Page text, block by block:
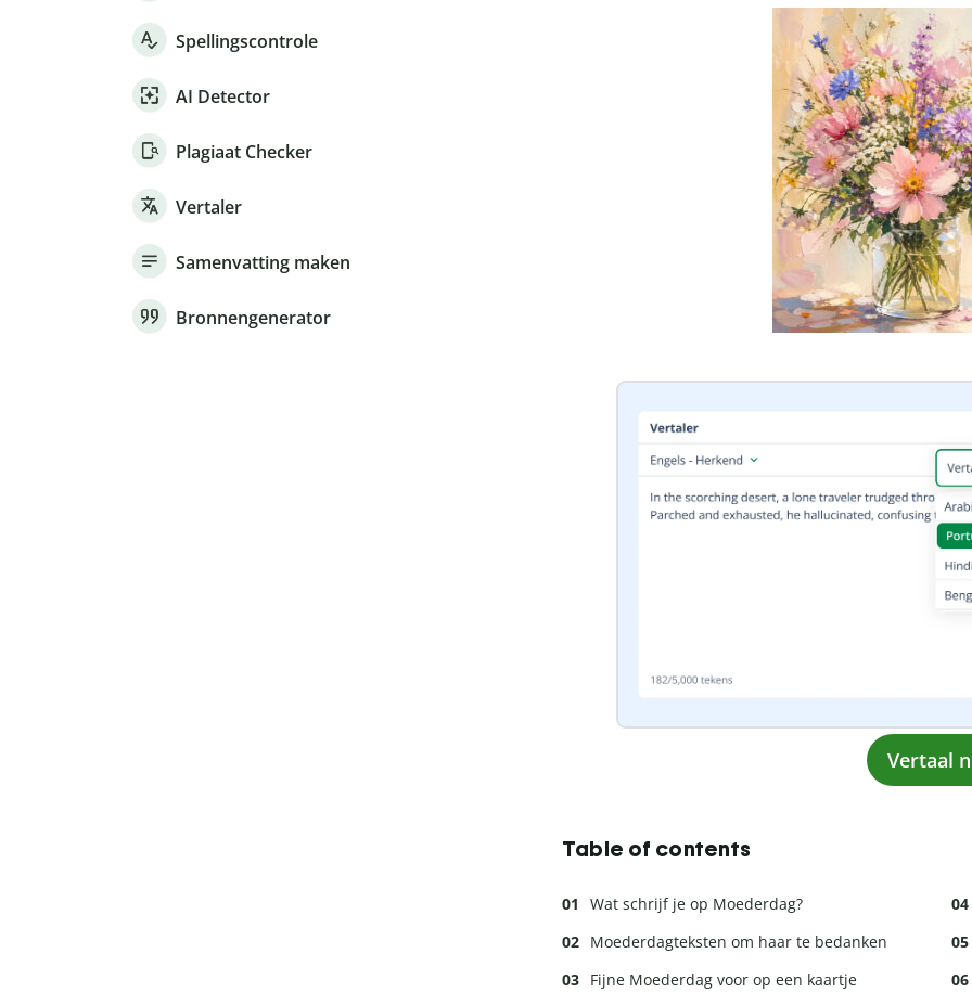
Vertaal
Table of contents
Wat schrijf je op Moederdag?
Moederdagteksten om haar te bedanken
Fijne Moederdag voor op een kaartje
Spellingscontrole
AI Detector
Plagiaat Checker
Vertaler
Samenvatting maken
Bronnengenerator